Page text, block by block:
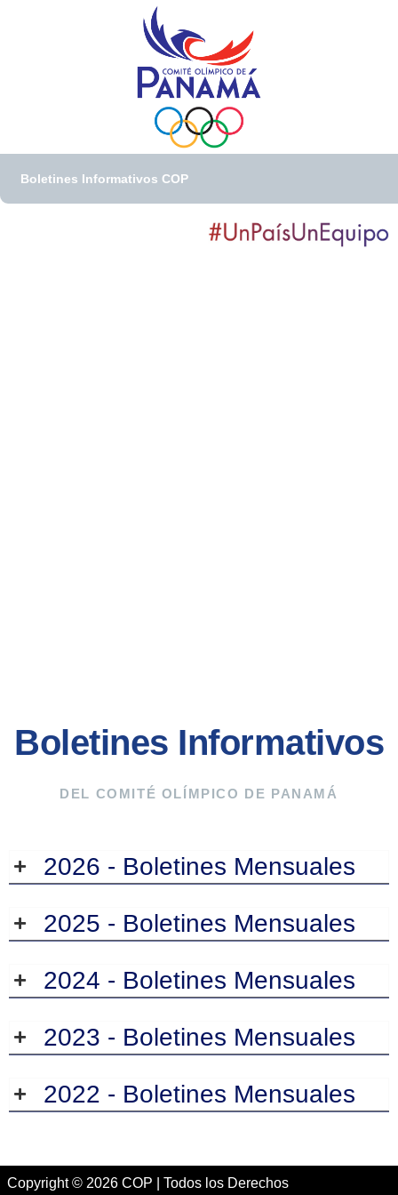
Boletines Informativos COP
Boletines Informativos
DEL COMITÉ OLÍMPICO DE PANAMÁ
2026 - Boletines Mensuales
2025 - Boletines Mensuales
2024 - Boletines Mensuales
2023 - Boletines Mensuales
2022 - Boletines Mensuales
Copyright © 2026 COP | Todos los Derechos